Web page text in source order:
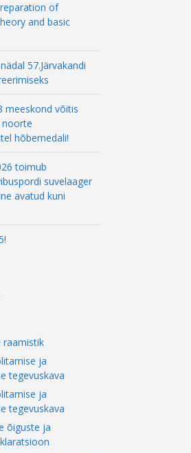
of
and basic
57.Järvakandi
meeskond võitis
noorte
hõbemedali!
toimub
suvelaager
avatud kuni
raamistik
ja
tegevuskava
ja
tegevuskava
õiguste ja